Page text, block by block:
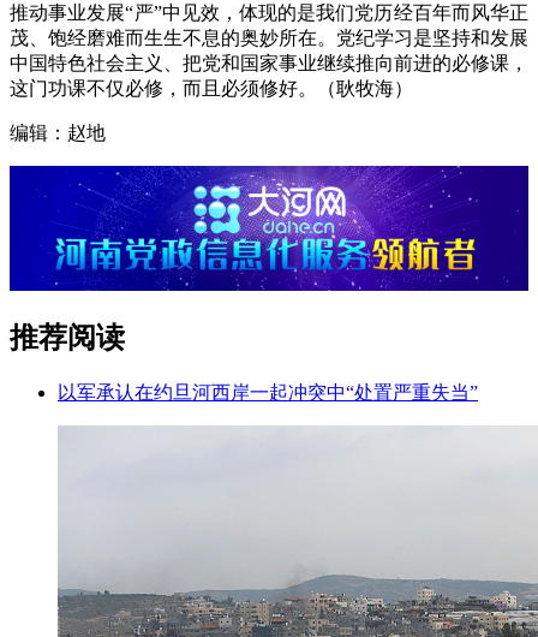
推动事业发展“严”中见效，体现的是我们党历经百年而风华正
茂、饱经磨难而生生不息的奥妙所在。党纪学习是坚持和发展
中国特色社会主义、把党和国家事业继续推向前进的必修课，
这门功课不仅必修，而且必须修好。（耿牧海）
编辑：赵地
推荐阅读
以军承认在约旦河西岸一起冲突中“处置严重失当”